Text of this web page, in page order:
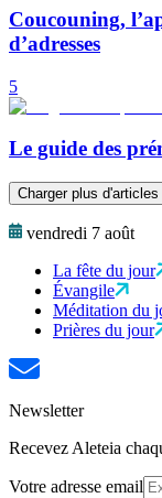
Coucouning,
d’adresses
5
Le guide des
Charger plus d'articles
vendredi 7 août
La fête du jour
Évangile
Méditation du
Prières du jour
Newsletter
Recevez Aleteia
Votre adresse email